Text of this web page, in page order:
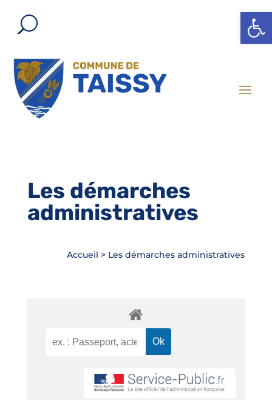
Ouvrir
Les démarches
administratives
Accueil > Les démarches administratives